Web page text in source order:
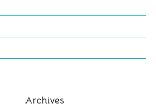
Archives